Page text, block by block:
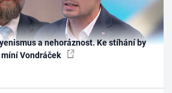
a nehoráznost. Ke stíhání by
míní Vondráček